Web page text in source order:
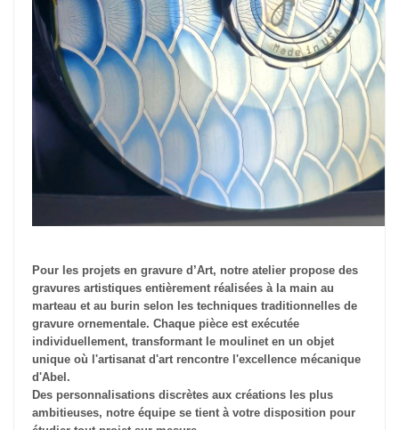
Pour les projets en gravure d’Art, notre atelier propose des
gravures artistiques entièrement réalisées à la main au
marteau et au burin selon les techniques traditionnelles de
gravure ornementale. Chaque pièce est exécutée
individuellement, transformant le moulinet en un objet
unique où l'artisanat d'art rencontre l'excellence mécanique
d'Abel.
Des personnalisations discrètes aux créations les plus
ambitieuses, notre équipe se tient à votre disposition pour